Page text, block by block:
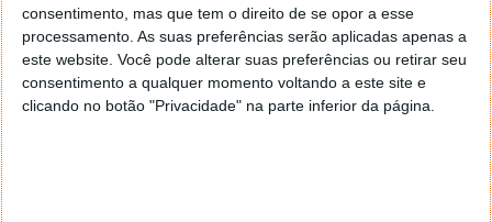
consentimento, mas que tem o direito de se opor a esse
processamento. As suas preferências serão aplicadas apenas a
este website. Você pode alterar suas preferências ou retirar seu
consentimento a qualquer momento voltando a este site e
clicando no botão "Privacidade" na parte inferior da página.
Como funciona o sistema “Call of Duty”
que a Ucrânia criou para recompensar
soldados